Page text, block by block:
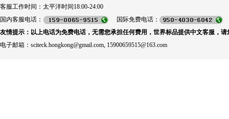
客服工作时间：太平洋时间18:00-24:00
国内客服电话：
国际免费电话：
友情提示：以上电话为免费电话，无需您承担任何费用，世界标品提供中文客服，请
电子邮箱：sciteck.hongkong@gmail.com, 15900659515@163.com